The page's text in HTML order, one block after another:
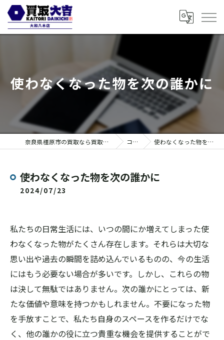
使わなくなった物を次の誰かに
奈良県橿原市の買取なら買取大吉 大和八木店 コラム 使わなくなった物を次の誰かに
使わなくなった物を次の誰かに
2024/07/23
私たちの日常生活には、いつの間にか増えてしまった使
わなくなった物がたくさん存在します。それらは大切な
思い出や過去の瞬間を詰め込んでいるものの、今の生活
にはもう必要ない場合が多いです。しかし、これらの物
は決して無駄ではありません。次の誰かにとっては、新
たな価値や意味を持つかもしれません。不要になった物
を手放すことで、私たち自身のスペースを作るだけでな
く、他の誰かの役に立つ貴重な機会を提供することがで